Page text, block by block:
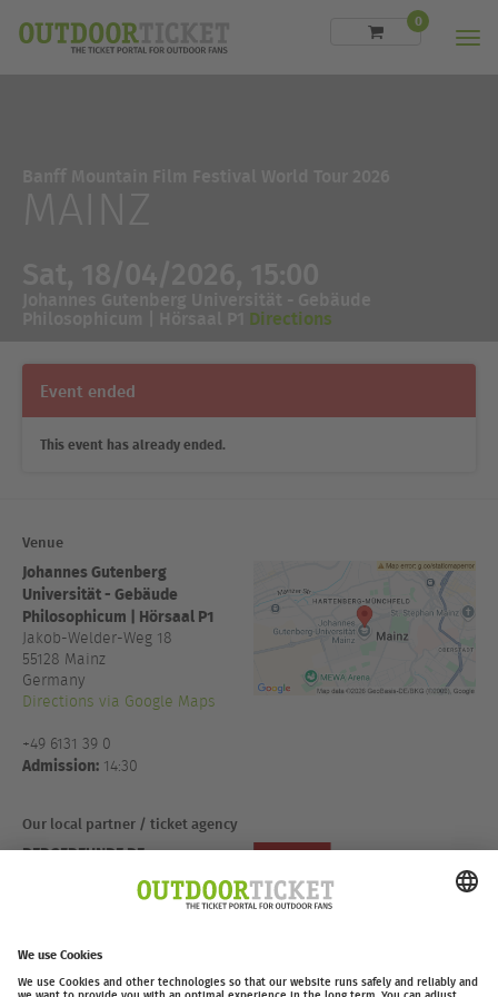
0
Directions
Event ended
This event has already ended.
Venue
Johannes Gutenberg
Universität - Gebäude
Philosophicum | Hörsaal P1
Jakob-Welder-Weg 18
55128 Mainz
Germany
Directions via Google Maps
+49 6131 39 0
Admission: 14:30
Our local partner / ticket agency
BERGFREUNDE.DE